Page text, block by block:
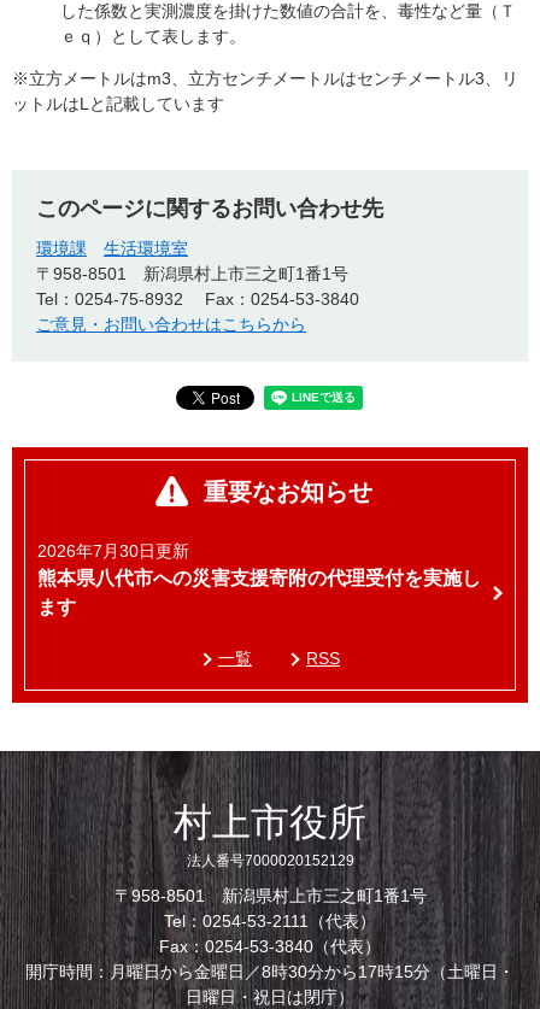
した係数と実測濃度を掛けた数値の合計を、毒性など量（Ｔ
ｅｑ）として表します。
※立方メートルはm3、立方センチメートルはセンチメートル3、リ
ットルはLと記載しています
このページに関するお問い合わせ先
環境課
生活環境室
〒958-8501
新潟県村上市三之町1番1号
Tel：0254-75-8932
Fax：0254-53-3840
ご意見・お問い合わせはこちらから
重要なお知らせ
2026年7月30日更新
熊本県八代市への災害支援寄附の代理受付を実施し
ます
一覧 RSS
村上市役所
法人番号7000020152129
〒958-8501 新潟県村上市三之町1番1号
Tel：0254-53-2111（代表）
Fax：0254-53-3840（代表）
開庁時間：月曜日から金曜日／8時30分から17時15分（土曜日・
日曜日・祝日は閉庁）